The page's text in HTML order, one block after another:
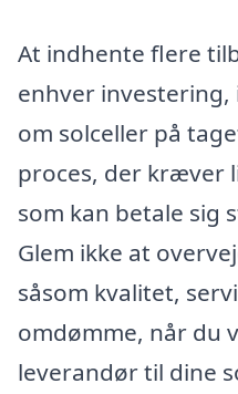
At indhente flere
enhver
om solceller på
proces, der kræver
som kan betale sig
Glem ikke at
såsom kvalitet,
omdømme, når du
leverandør til dine